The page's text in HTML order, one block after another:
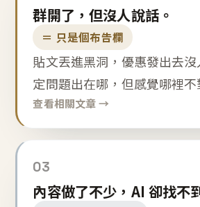
群開了，但沒人說話。
＝ 只是個布告欄
貼文丟進黑洞，優惠發出去
定問題出在哪，但感覺哪裡不
查看相關文章 →
03
內容做了不少，AI 卻找不